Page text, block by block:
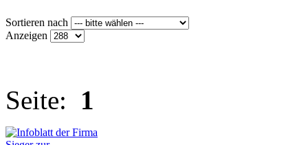
Sortieren nach
Anzeigen
Seite: 1